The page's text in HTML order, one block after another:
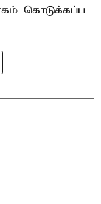
கொடுக்கப்ப